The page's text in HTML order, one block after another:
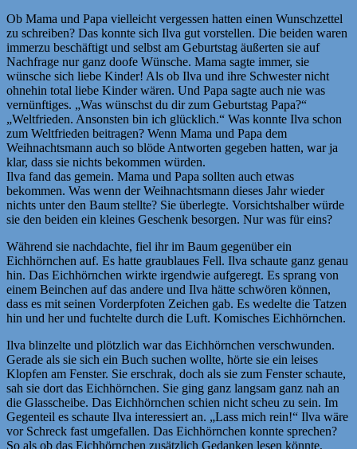
Ob Mama und Papa vielleicht vergessen hatten einen Wunschzettel
zu schreiben? Das konnte sich Ilva gut vorstellen. Die beiden waren
immerzu beschäftigt und selbst am Geburtstag äußerten sie auf
Nachfrage nur ganz doofe Wünsche. Mama sagte immer, sie
wünsche sich liebe Kinder! Als ob Ilva und ihre Schwester nicht
ohnehin total liebe Kinder wären. Und Papa sagte auch nie was
vernünftiges. „Was wünschst du dir zum Geburtstag Papa?“
„Weltfrieden. Ansonsten bin ich glücklich.“ Was konnte Ilva schon
zum Weltfrieden beitragen? Wenn Mama und Papa dem
Weihnachtsmann auch so blöde Antworten gegeben hatten, war ja
klar, dass sie nichts bekommen würden.
Ilva fand das gemein. Mama und Papa sollten auch etwas
bekommen. Was wenn der Weihnachtsmann dieses Jahr wieder
nichts unter den Baum stellte? Sie überlegte. Vorsichtshalber würde
sie den beiden ein kleines Geschenk besorgen. Nur was für eins?
Während sie nachdachte, fiel ihr im Baum gegenüber ein
Eichhörnchen auf. Es hatte graublaues Fell. Ilva schaute ganz genau
hin. Das Eichhörnchen wirkte irgendwie aufgeregt. Es sprang von
einem Beinchen auf das andere und Ilva hätte schwören können,
dass es mit seinen Vorderpfoten Zeichen gab. Es wedelte die Tatzen
hin und her und fuchtelte durch die Luft. Komisches Eichhörnchen.
Ilva blinzelte und plötzlich war das Eichhörnchen verschwunden.
Gerade als sie sich ein Buch suchen wollte, hörte sie ein leises
Klopfen am Fenster. Sie erschrak, doch als sie zum Fenster schaute,
sah sie dort das Eichhörnchen. Sie ging ganz langsam ganz nah an
die Glasscheibe. Das Eichhörnchen schien nicht scheu zu sein. Im
Gegenteil es schaute Ilva interessiert an. „Lass mich rein!“ Ilva wäre
vor Schreck fast umgefallen. Das Eichhörnchen konnte sprechen?
So als ob das Eichhörnchen zusätzlich Gedanken lesen könnte,